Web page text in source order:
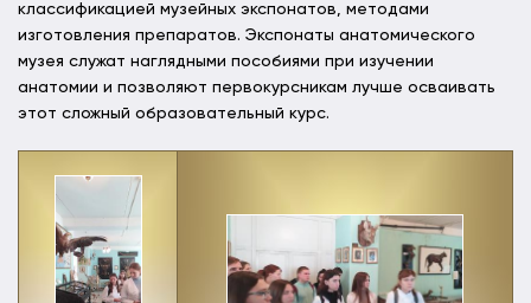
классификацией музейных экспонатов, методами
изготовления препаратов. Экспонаты анатомического
музея служат наглядными пособиями при изучении
анатомии и позволяют первокурсникам лучше осваивать
этот сложный образовательный курс.